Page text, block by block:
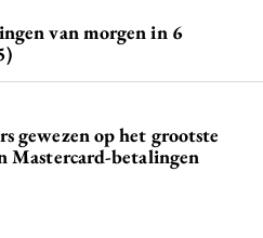
van morgen in 6
gewezen op het grootste
Mastercard-betalingen